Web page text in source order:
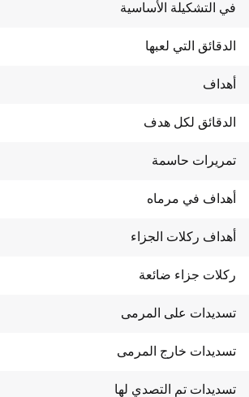
في التشكيلة الأساسية
الدقائق التي لعبها
أهداف
الدقائق لكل هدف
تمريرات حاسمة
أهداف في مرماه
أهداف ركلات الجزاء
ركلات جزاء ضائعة
تسديدات على المرمى
تسديدات خارج المرمى
تسديدات تم التصدي لها